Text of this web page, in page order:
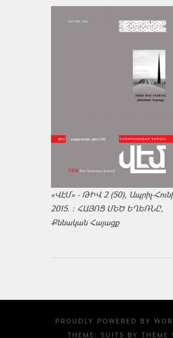
«ՎԷՄ» - ԹԻՎ 2 (50), Ապրիլ-
2015. : ՀԱՅՈՑ ՄԵԾ ԵՂԵՌՆԸ,
Քննական Հայացք
PROUDLY POWERED BY
THEME: SUITS BY THEME